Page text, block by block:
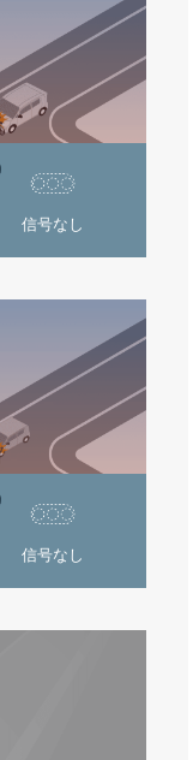
信号なし
信号なし